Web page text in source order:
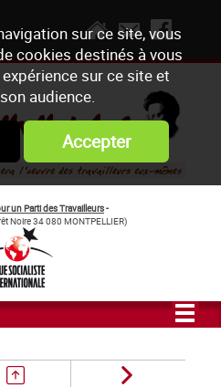
sur ce site, vous
cookies destinés à vous
sur ce site et
audience.
Accepter
un Parti des Travailleurs-
Noire 34 080 MONTPELLIER)